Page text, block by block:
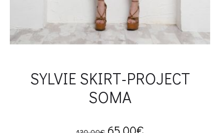
SYLVIE SKIRT-PROJECT
SOMA